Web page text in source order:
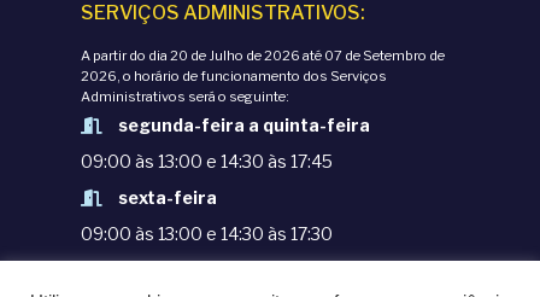
SERVIÇOS ADMINISTRATIVOS:
A partir do dia 20 de Julho de 2026 até 07 de Setembro de
2026, o horário de funcionamento dos Serviços
Administrativos será o seguinte:
segunda-feira a quinta-feira
09:00 às 13:00 e 14:30 às 17:45
sexta-feira
09:00 às 13:00 e 14:30 às 17:30